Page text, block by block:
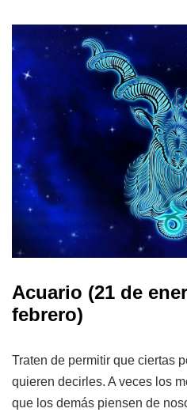
Acuario (21 de
febrero)
Traten de permitir que ciertas
quieren decirles. A veces los
que los demás piensen de